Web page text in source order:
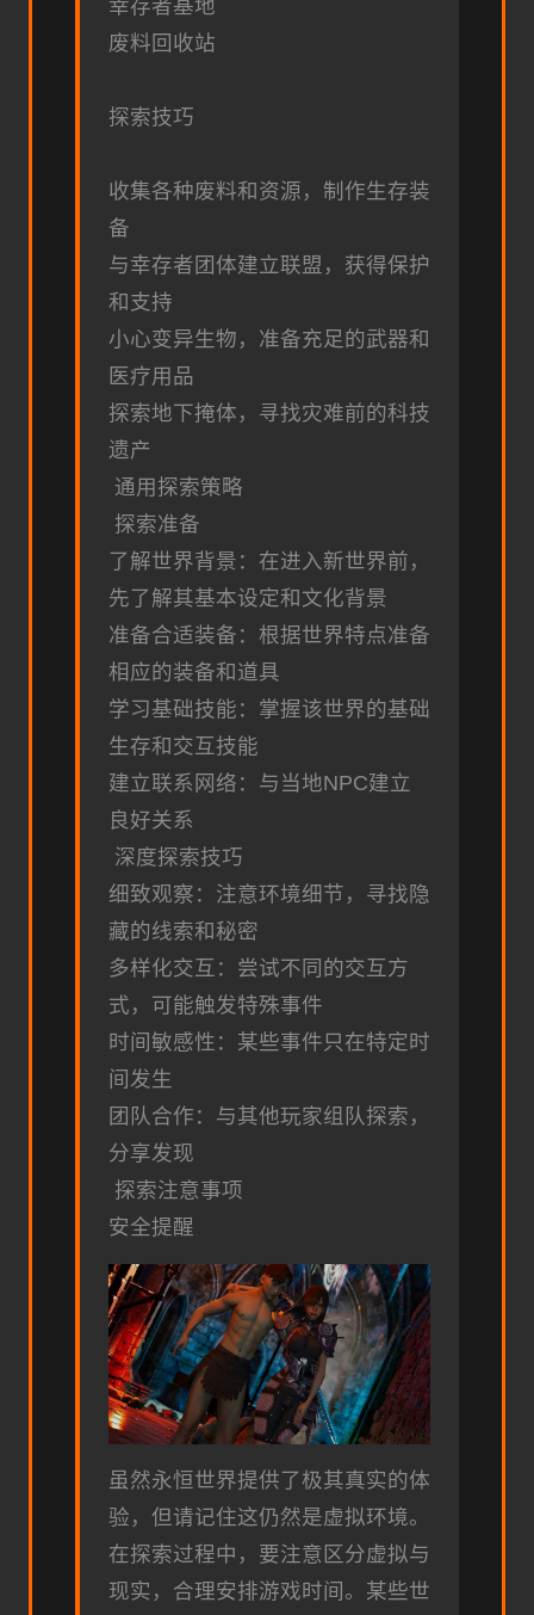
幸存者基地
废料回收站
探索技巧
收集各种废料和资源，制作生存装
备
与幸存者团体建立联盟，获得保护
和支持
小心变异生物，准备充足的武器和
医疗用品
探索地下掩体，寻找灾难前的科技
遗产
通用探索策略
探索准备
了解世界背景：在进入新世界前，
先了解其基本设定和文化背景
准备合适装备：根据世界特点准备
相应的装备和道具
学习基础技能：掌握该世界的基础
生存和交互技能
建立联系网络：与当地NPC建立
良好关系
深度探索技巧
细致观察：注意环境细节，寻找隐
藏的线索和秘密
多样化交互：尝试不同的交互方
式，可能触发特殊事件
时间敏感性：某些事件只在特定时
间发生
团队合作：与其他玩家组队探索，
分享发现
探索注意事项
安全提醒
虽然永恒世界提供了极其真实的体
验，但请记住这仍然是虚拟环境。
在探索过程中，要注意区分虚拟与
现实，合理安排游戏时间。某些世